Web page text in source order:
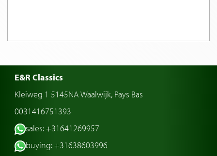
E&R Classics
Kleiweg 1 5145NA Waalwijk, Pays Bas
0031416751393
sales: +31641269957
buying: +31638603996